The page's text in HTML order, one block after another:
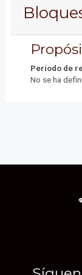
Período de
No se ha